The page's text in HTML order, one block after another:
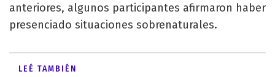
anteriores, algunos participantes afirmaron haber
presenciado situaciones sobrenaturales.
LEÉ TAMBIÉN